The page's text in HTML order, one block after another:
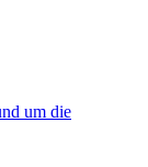
um die